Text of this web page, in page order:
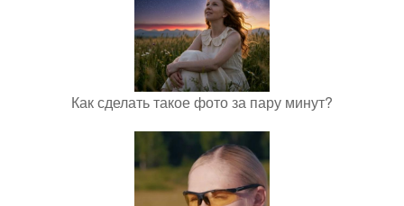
Как сделать такое фото за пару минут?